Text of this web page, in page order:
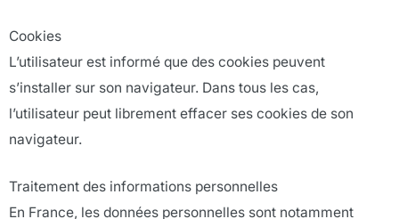
Cookies
L’utilisateur est informé que des cookies peuvent
s’installer sur son navigateur. Dans tous les cas,
l’utilisateur peut librement effacer ses cookies de son
navigateur.
Traitement des informations personnelles
En France, les données personnelles sont notamment